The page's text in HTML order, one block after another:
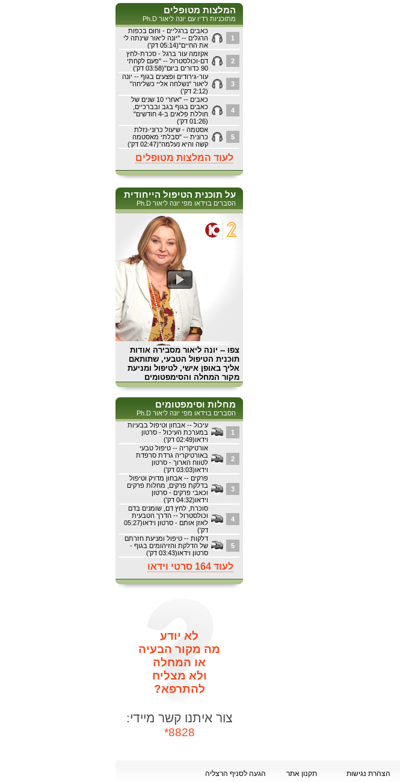
המלצות מטופלים
מתוכניות רדיו עם יונה ליאור Ph.D
כאבים ברגליים - וחום בכפות
הרגלים -- "יונה ליאור שינתה לי
את החיים"(05:14 דק')
1
אקזמה עור ברגל - סכרת-לחץ
דם-וכולסטרול -- "פעם לקחתי
90 כדורים ביום"(03:58 דק')
2
עור-גירודים ופצעים בגוף -- יונה
ליאור "נשלחה אליי כשליחה"
(2:12 דק')
3
כאבים -- "אחרי 10 שנים של
כאבים בגוף בגב ובברכיים,
חוללת פלאים ב-4 חודשים"
(01:26 דק')
4
אסטמה - שיעול כרוני-נזלת
כרונית -- "סבלתי מאסטמה
קשה והיא נעלמה"(02:47 דק')
5
לעוד המלצות מטופלים
על תוכנית הטיפול הייחודית
הסברים בוידאו מפי יונה ליאור Ph.D
צפו -- יונה ליאור מסבירה אודות
תוכנית הטיפול הטבעי, שתותאם
אליך באופן אישי, לטיפול ומניעת
מקור המחלה והסימפטומים
מחלות וסימפטומים
הסברים בוידאו מפי יונה ליאור Ph.D
עיכול -- אבחון וטיפול בבעיות
במערכת העיכול - סרטון
וידאו(02:49 דק')
1
אורטיקריה -- טיפול טבעי
באורטיקריה גרדת סרפדת
לטווח הארוך - סרטון
וידאו(03:03 דק')
2
פרקים -- אבחון מדויק וטיפול
בדלקת פרקים, מחלות פרקים
וכאבי פרקים - סרטון
וידאו(04:32 דק')
3
סוכרת, לחץ דם, שומנים בדם
וכולסטרול -- הדרך הטבעית
לאזן אותם - סרטון וידאו(05:27
דק')
4
דלקות -- טיפול ומניעת חזרתם
של הדלקת והזיהומים בגוף -
סרטון וידאו(03:43 דק')
5
לעוד 164 סרטי וידאו
לא יודע
מה מקור הבעיה
או המחלה
ולא מצליח
להתרפא?
צור איתנו קשר מיידי:
8828*
הגעה לסניף הרצליה תקנון אתר הצהרת נגישות